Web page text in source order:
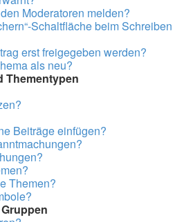
Moderatoren melden?
Schaltfläche beim Schreiben
erst freigegeben werden?
als neu?
Thementypen
Beiträge einfügen?
Themen?